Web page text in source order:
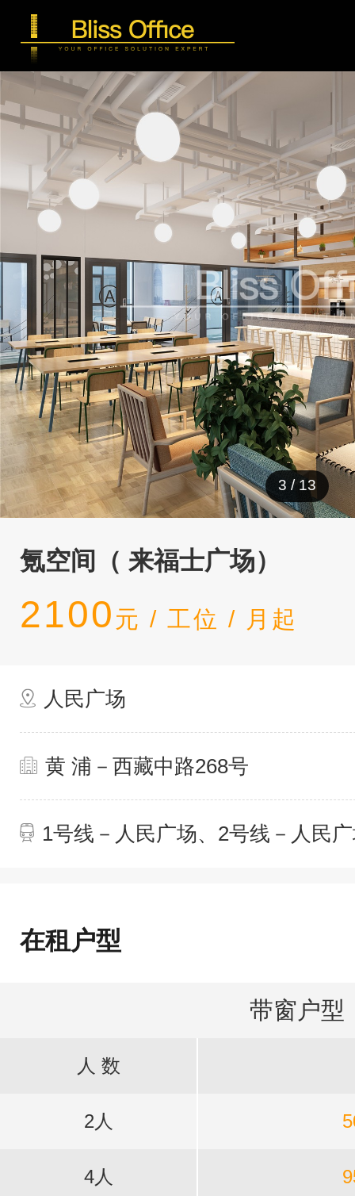
4 / 13
氪空间（ 来福士广场）
2100 元 / 工位 / 月起
人民广场
黄 浦－西藏中路268号
1号线－人民广场、2号线－人民
在租户型
带窗户型
人 数
2人
4人